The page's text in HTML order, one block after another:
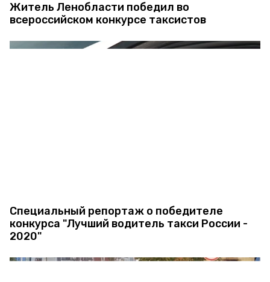
Житель Ленобласти победил во
всероссийском конкурсе таксистов
Специальный репортаж о победителе
конкурса "Лучший водитель такси России -
2020"